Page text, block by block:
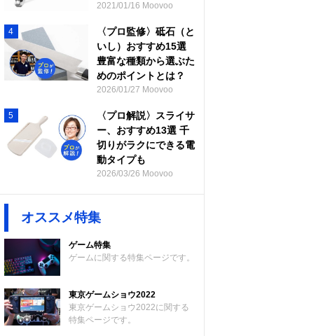
2021/01/16 Moovoo
4
〈プロ監修〉砥石（と
いし）おすすめ15選
豊富な種類から選ぶた
めのポイントとは？
2026/01/27 Moovoo
5
〈プロ解説〉スライサ
ー、おすすめ13選 千
切りがラクにできる電
動タイプも
2026/03/26 Moovoo
オススメ特集
ゲーム特集
ゲームに関する特集ページです。
東京ゲームショウ2022
東京ゲームショウ2022に関する
特集ページです。